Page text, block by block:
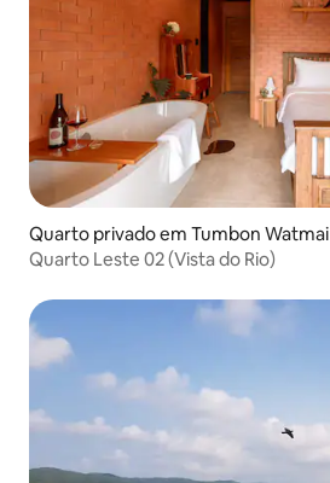
Quarto privado em Tumbon Watmai
Quarto Leste 02 (Vista do Rio)